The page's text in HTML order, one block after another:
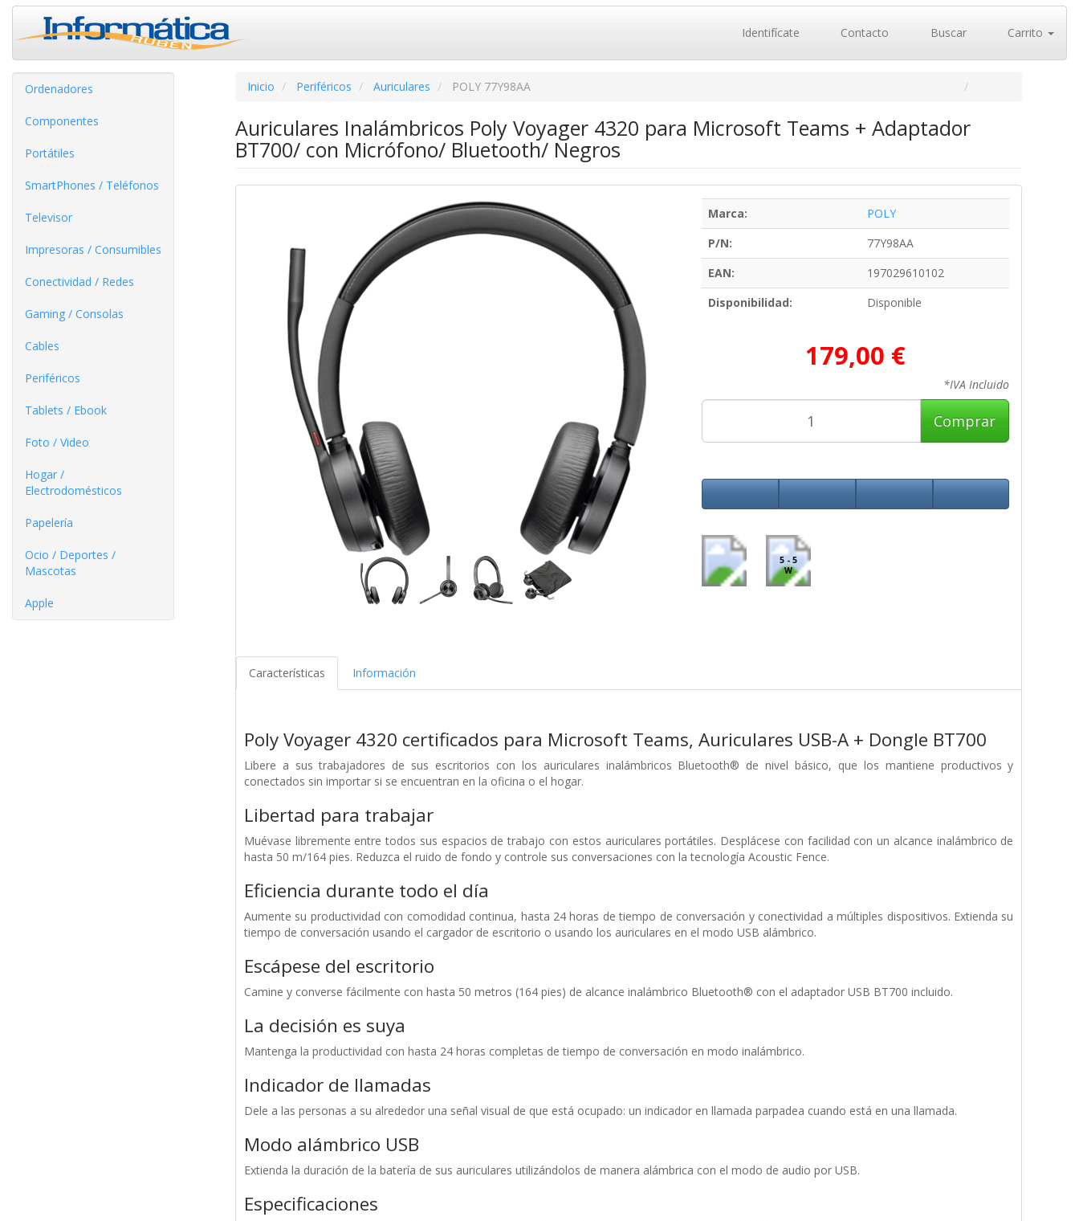
Identifícate Contacto Buscar Carrito
Ordenadores
Componentes
Portátiles
SmartPhones / Teléfonos
Televisor
Impresoras / Consumibles
Conectividad / Redes
Gaming / Consolas
Cables
Periféricos
Tablets / Ebook
Foto / Video
Hogar /
Electrodomésticos
Papelería
Ocio / Deportes /
Mascotas
Apple
Inicio Periféricos Auriculares POLY 77Y98AA
Auriculares Inalámbricos Poly Voyager 4320 para Microsoft Teams + Adaptador
BT700/ con Micrófono/ Bluetooth/ Negros
Marca:
POLY
P/N:
77Y98AA
EAN:
197029610102
Disponibilidad:
Disponible
179,00 €
*IVA Incluido
Comprar
5 - 5
W
Características Información
Poly Voyager 4320 certificados para Microsoft Teams, Auriculares USB-A + Dongle BT700
Libere a sus trabajadores de sus escritorios con los auriculares inalámbricos Bluetooth® de nivel básico, que los mantiene productivos y
conectados sin importar si se encuentran en la oficina o el hogar.
Libertad para trabajar
Muévase libremente entre todos sus espacios de trabajo con estos auriculares portátiles. Desplácese con facilidad con un alcance inalámbrico de
hasta 50 m/164 pies. Reduzca el ruido de fondo y controle sus conversaciones con la tecnología Acoustic Fence.
Eficiencia durante todo el día
Aumente su productividad con comodidad continua, hasta 24 horas de tiempo de conversación y conectividad a múltiples dispositivos. Extienda su
tiempo de conversación usando el cargador de escritorio o usando los auriculares en el modo USB alámbrico.
Escápese del escritorio
Camine y converse fácilmente con hasta 50 metros (164 pies) de alcance inalámbrico Bluetooth® con el adaptador USB BT700 incluido.
La decisión es suya
Mantenga la productividad con hasta 24 horas completas de tiempo de conversación en modo inalámbrico.
Indicador de llamadas
Dele a las personas a su alrededor una señal visual de que está ocupado: un indicador en llamada parpadea cuando está en una llamada.
Modo alámbrico USB
Extienda la duración de la batería de sus auriculares utilizándolos de manera alámbrica con el modo de audio por USB.
Especificaciones